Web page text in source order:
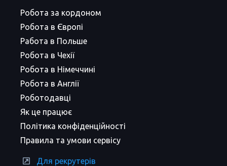
Робота за кордоном
Робота в Європі
Работа в Польше
Робота в Чехії
Робота в Німеччині
Робота в Англії
Роботодавці
Як це працює
Політика конфіденційності
Правила та умови сервісу
Для рекрутерів